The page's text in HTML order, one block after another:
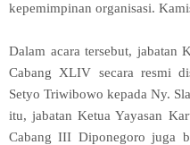
kepemimpinan organisasi.
Dalam acara tersebut, jabatan
Cabang XLIV secara resmi
Setyo Triwibowo kepada Ny.
itu, jabatan Ketua Yayasan
Cabang III Diponegoro juga